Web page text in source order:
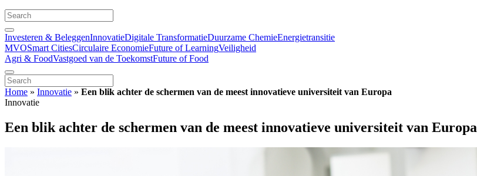
Investeren & BeleggenInnovatieDigitale TransformatieDuurzame ChemieEnergietransitie
MVOSmart CitiesCirculaire EconomieFuture of LearningVeiligheid
Agri & FoodVastgoed van de ToekomstFuture of Food
Home » Innovatie » Een blik achter de schermen van de meest innovatieve universiteit van Europa
Innovatie
Een blik achter de schermen van de meest innovatieve universiteit van Europa